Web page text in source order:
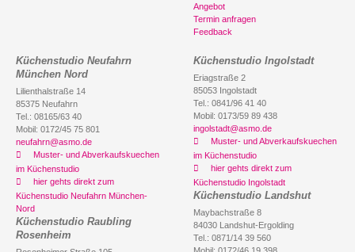
Angebot
Termin anfragen
Feedback
Küchenstudio Neufahrn
München Nord
Lilienthalstraße 14
85375 Neufahrn
Tel.: 08165/63 40
Mobil: 0172/45 75 801
neufahrn@asmo.de
Muster- und Abverkaufskuechen
im Küchenstudio
hier gehts direkt zum
Küchenstudio Neufahrn München-
Nord
Küchenstudio Raubling
Rosenheim
Küchenstudio Ingolstadt
Eriagstraße 2
85053 Ingolstadt
Tel.: 0841/96 41 40
Mobil: 0173/59 89 438
ingolstadt@asmo.de
Muster- und Abverkaufskuechen
im Küchenstudio
hier gehts direkt zum
Küchenstudio Ingolstadt
Küchenstudio Landshut
Maybachstraße 8
84030 Landshut-Ergolding
Tel.: 0871/14 39 560